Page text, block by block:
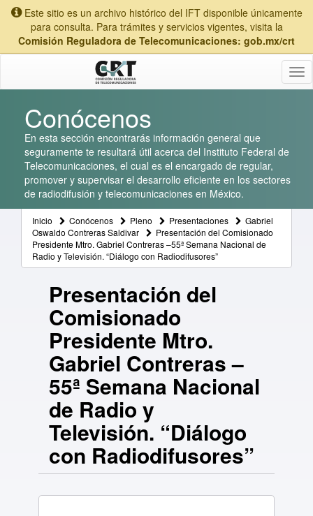
Este sitio es un archivo histórico del IFT disponible únicamente
para consulta. Para trámites y servicios vigentes, visita la
Comisión Reguladora de Telecomunicaciones: gob.mx/crt
Conócenos
En esta sección encontrarás información general que
seguramente te resultará útil acerca del Instituto Federal de
Telecomunicaciones, el cual es el encargado de regular,
promover y supervisar el desarrollo eficiente en los sectores
de radiodifusión y telecomunicaciones en México.
Inicio Conócenos Pleno Presentaciones
Gabriel
Oswaldo Contreras Saldivar
Presentación del Comisionado
Presidente Mtro. Gabriel Contreras –55ª Semana Nacional de
Radio y Televisión. “Diálogo con Radiodifusores”
Presentación del
Comisionado
Presidente Mtro.
Gabriel Contreras –
55ª Semana Nacional
de Radio y
Televisión. “Diálogo
con Radiodifusores”